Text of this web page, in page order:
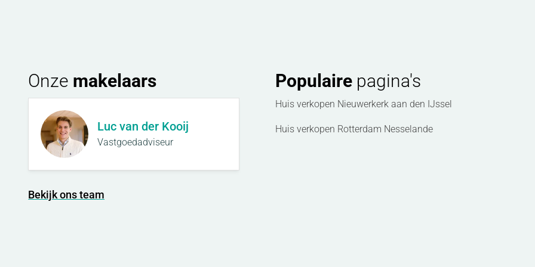
Onze makelaars
Luc van der Kooij
Vastgoedadviseur
Bekijk ons team
Populairepagina's
Huis verkopen Nieuwerkerk aan den IJssel
Huis verkopen Rotterdam Nesselande